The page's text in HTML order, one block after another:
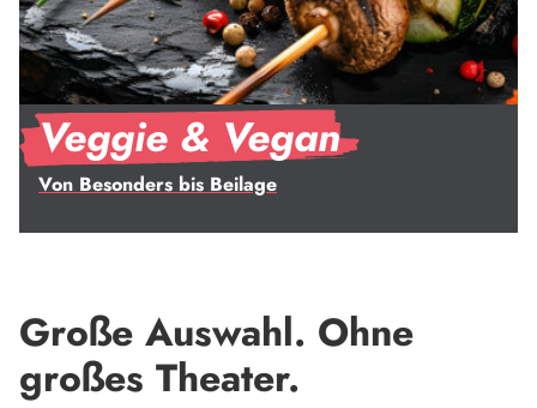
Veggie & Vegan
Von Besonders bis Beilage
Große Auswahl. Ohne
großes Theater.